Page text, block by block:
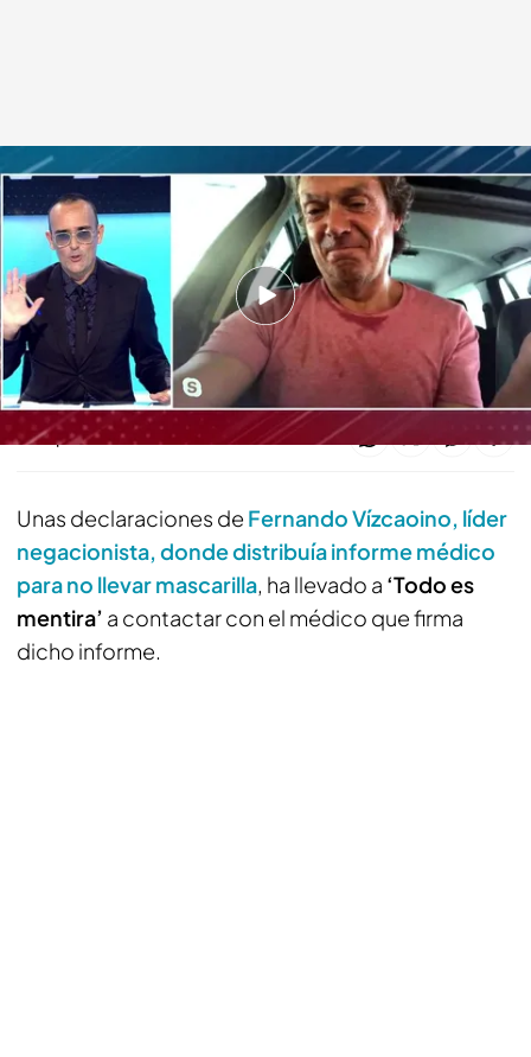
Manuel Jesús Rodríguez, médico negacionista
Todo es mentira
14 SEP 2020 - 17:20h.
Manuel estalla ante la broma de Castelo: “Sí,
soy veterinario, como tu p*** madre”
Compartir
Unas declaraciones de Fernando Vízcaoino, líder
negacionista, donde distribuía informe médico
para no llevar mascarilla, ha llevado a ‘Todo es
mentira’ a contactar con el médico que firma
dicho informe.